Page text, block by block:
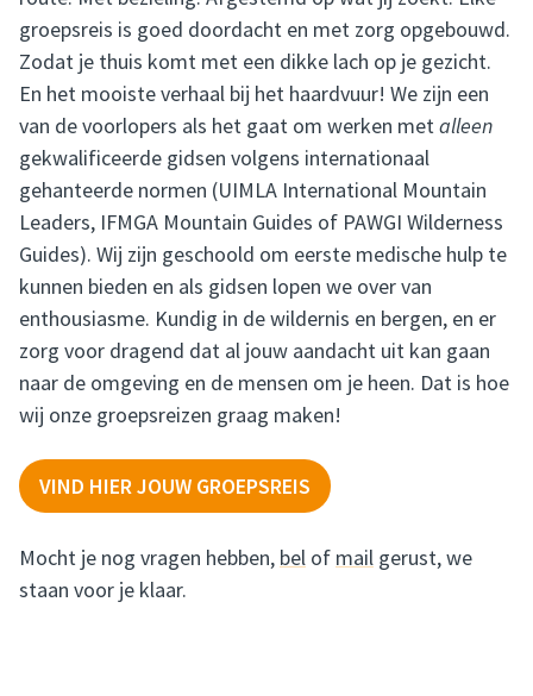
groepsreis is goed doordacht en met zorg opgebouwd.
Zodat je thuis komt met een dikke lach op je gezicht.
En het mooiste verhaal bij het haardvuur! We zijn een
van de voorlopers als het gaat om werken metalleen
gekwalificeerde gidsen volgens internationaal
gehanteerde normen (UIMLA International Mountain
Leaders, IFMGA Mountain Guides of PAWGI Wilderness
Guides). Wij zijn geschoold om eerste medische hulp te
kunnen bieden en als gidsen lopen we over van
enthousiasme. Kundig in de wildernis en bergen, en er
zorg voor dragend dat al jouw aandacht uit kan gaan
naar de omgeving en de mensen om je heen. Dat is hoe
wij onze groepsreizen graag maken!
VIND HIER JOUW GROEPSREIS
Mocht je nog vragen hebben, bel of mail gerust, we
staan voor je klaar.